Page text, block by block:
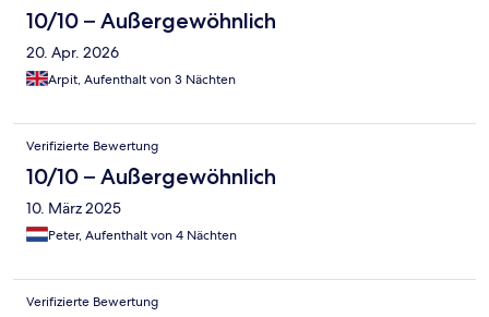
10/10 – Außergewöhnlich
20. Apr. 2026
Arpit, Aufenthalt von 3 Nächten
Verifizierte Bewertung
10/10 – Außergewöhnlich
10. März 2025
Peter, Aufenthalt von 4 Nächten
Verifizierte Bewertung